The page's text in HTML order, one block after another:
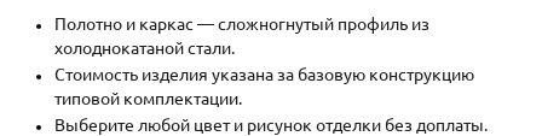
ПН-СБ - с 9:00 до 21:00, ВС - до 19:00
+7 (495) 411-44-41
INFO@META-M.RU
Полотно и каркас — сложногнутый профиль из
холоднокатаной стали.
Стоимость изделия указана за базовую конструкцию
типовой комплектации.
Выберите любой цвет и рисунок отделки без доплаты.